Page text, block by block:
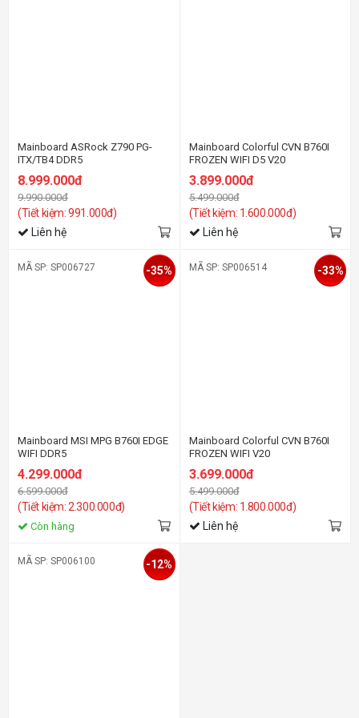
Mainboard ASRock Z790 PG-
ITX/TB4 DDR5
8.999.000đ
9.990.000đ
(Tiết kiệm: 991.000đ)
Liên hệ
Mainboard Colorful CVN B760I
FROZEN WIFI D5 V20
3.899.000đ
5.499.000đ
(Tiết kiệm: 1.600.000đ)
Liên hệ
MÃ SP: SP006727
Mainboard MSI MPG B760I EDGE
WIFI DDR5
4.299.000đ
6.599.000đ
(Tiết kiệm: 2.300.000đ)
-35%
Còn hàng
MÃ SP: SP006514
Mainboard Colorful CVN B760I
FROZEN WIFI V20
3.699.000đ
5.499.000đ
(Tiết kiệm: 1.800.000đ)
-33%
Liên hệ
MÃ SP: SP006100 -12%